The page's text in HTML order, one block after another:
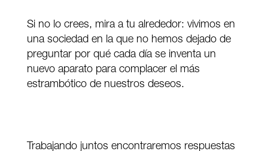
Si no lo crees, mira a tu alrededor: vivimos en
una sociedad en la que no hemos dejado de
preguntar por qué cada día se inventa un
nuevo aparato para complacer el más
estrambótico de nuestros deseos.
Trabajando juntos encontraremos respuestas